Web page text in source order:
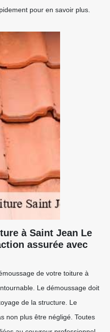
pour en savoir plus.
à Saint Jean Le
assurée avec
de votre toiture à
Le démoussage doit
de la structure. Le
non plus être négligé. Toutes